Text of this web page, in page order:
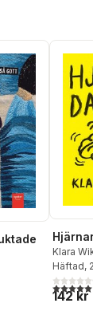
antal röster:
Klara
Häftad,
5,0utav
142 kr